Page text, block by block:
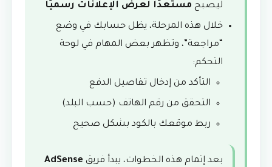
ليصبح مستعدًا لعرض الإعلانات رسميًا
خلال هذه المرحلة، يظل حسابك في وضع
“مراجعة”، وتظهر بعض المهام في لوحة
التحكم:
التأكد من إدخال تفاصيل الدفع
التحقق من رقم الهاتف (حسب البلد)
ربط موقعك بالكود بشكل صحيح
بعد إتمام هذه الخطوات، يبدأ فريق AdSense